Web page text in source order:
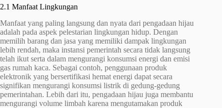
2.1 Manfaat Lingkungan
Manfaat yang paling langsung dan nyata dari pengadaan hijau
adalah pada aspek pelestarian lingkungan hidup. Dengan
memilih barang dan jasa yang memiliki dampak lingkungan
lebih rendah, maka instansi pemerintah secara tidak langsung
telah ikut serta dalam mengurangi konsumsi energi dan emisi
gas rumah kaca. Sebagai contoh, penggunaan produk
elektronik yang bersertifikasi hemat energi dapat secara
signifikan mengurangi konsumsi listrik di gedung-gedung
pemerintahan. Lebih dari itu, pengadaan hijau juga membantu
mengurangi volume limbah karena mengutamakan produk